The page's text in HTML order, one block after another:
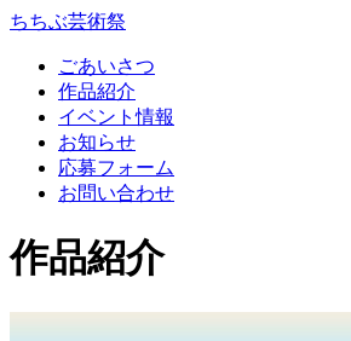
コ
キ
ッ
ちちぶ芸術祭
ごあいさつ
作品紹介
イベント情報
お知らせ
応募フォーム
お問い合わせ
作品紹介